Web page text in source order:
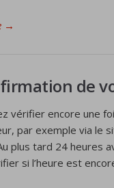
→
de
vérifier encore une
par exemple via le
plus tard 24 heures
si l’heure est